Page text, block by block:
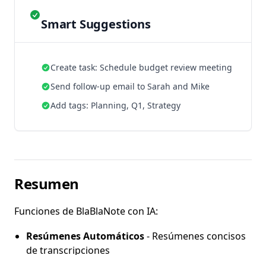
Smart Suggestions
Create task: Schedule budget review meeting
Send follow-up email to Sarah and Mike
Add tags: Planning, Q1, Strategy
Resumen
Funciones de BlaBlaNote con IA:
Resúmenes Automáticos- Resúmenes concisos
de transcripciones